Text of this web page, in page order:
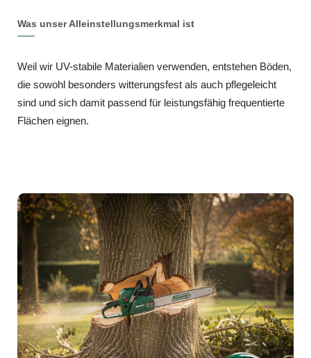
Was unser Alleinstellungsmerkmal ist
Weil wir UV-stabile Materialien verwenden, entstehen Böden,
die sowohl besonders witterungsfest als auch pflegeleicht
sind und sich damit passend für leistungsfähig frequentierte
Flächen eignen.